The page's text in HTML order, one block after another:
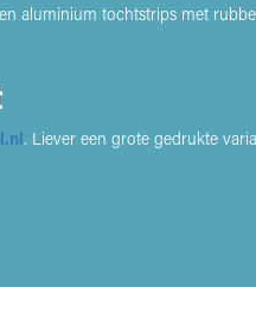
aluminium tochtstrips met
. Liever een grote gedrukte